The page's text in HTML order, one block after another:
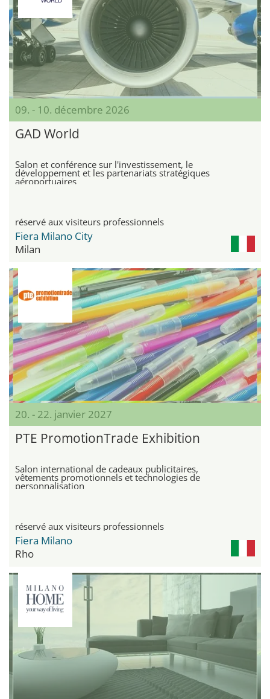
09. - 10. décembre 2026
GAD World
Salon et conférence sur l'investissement, le
développement et les partenariats stratégiques
aéroportuaires
réservé aux visiteurs professionnels
Fiera Milano City
Milan
20. - 22. janvier 2027
PTE PromotionTrade Exhibition
Salon international de cadeaux publicitaires,
vêtements promotionnels et technologies de
personnalisation
réservé aux visiteurs professionnels
Fiera Milano
Rho